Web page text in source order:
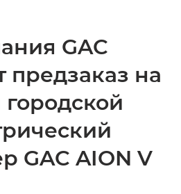
GAC
предзаказ на
GAC AION V